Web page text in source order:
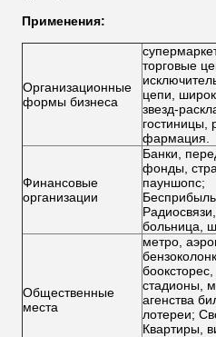
Применения:
Организационные
формы бизнеса
торговые
цепи,
звезд-
гостиницы,
фармация.
Финансовые
организации
Банки,
фонды,
пауншопс;
больница,
Общественные
места
метро,
стадионы,
агенства
лотереи;
Квартиры,